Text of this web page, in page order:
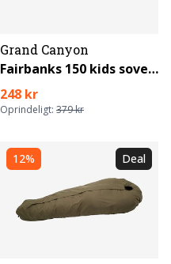
Grand Canyon
Fairbanks 150 kids sovepose
248 kr
Oprindeligt: 379 kr
12% Deal